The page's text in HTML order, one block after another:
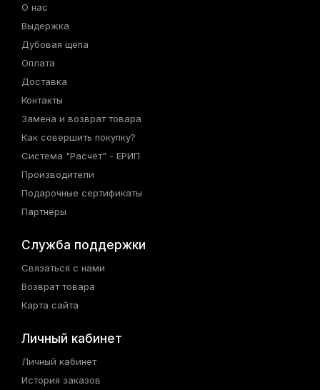
О нас
Выдержка
Дубовая щепа
Оплата
Доставка
Контакты
Замена и возврат товара
Как совершить покупку?
Система "Расчёт" - ЕРИП
Производители
Подарочные сертификаты
Партнёры
Служба поддержки
Связаться с нами
Возврат товара
Карта сайта
Личный кабинет
Личный кабинет
История заказов